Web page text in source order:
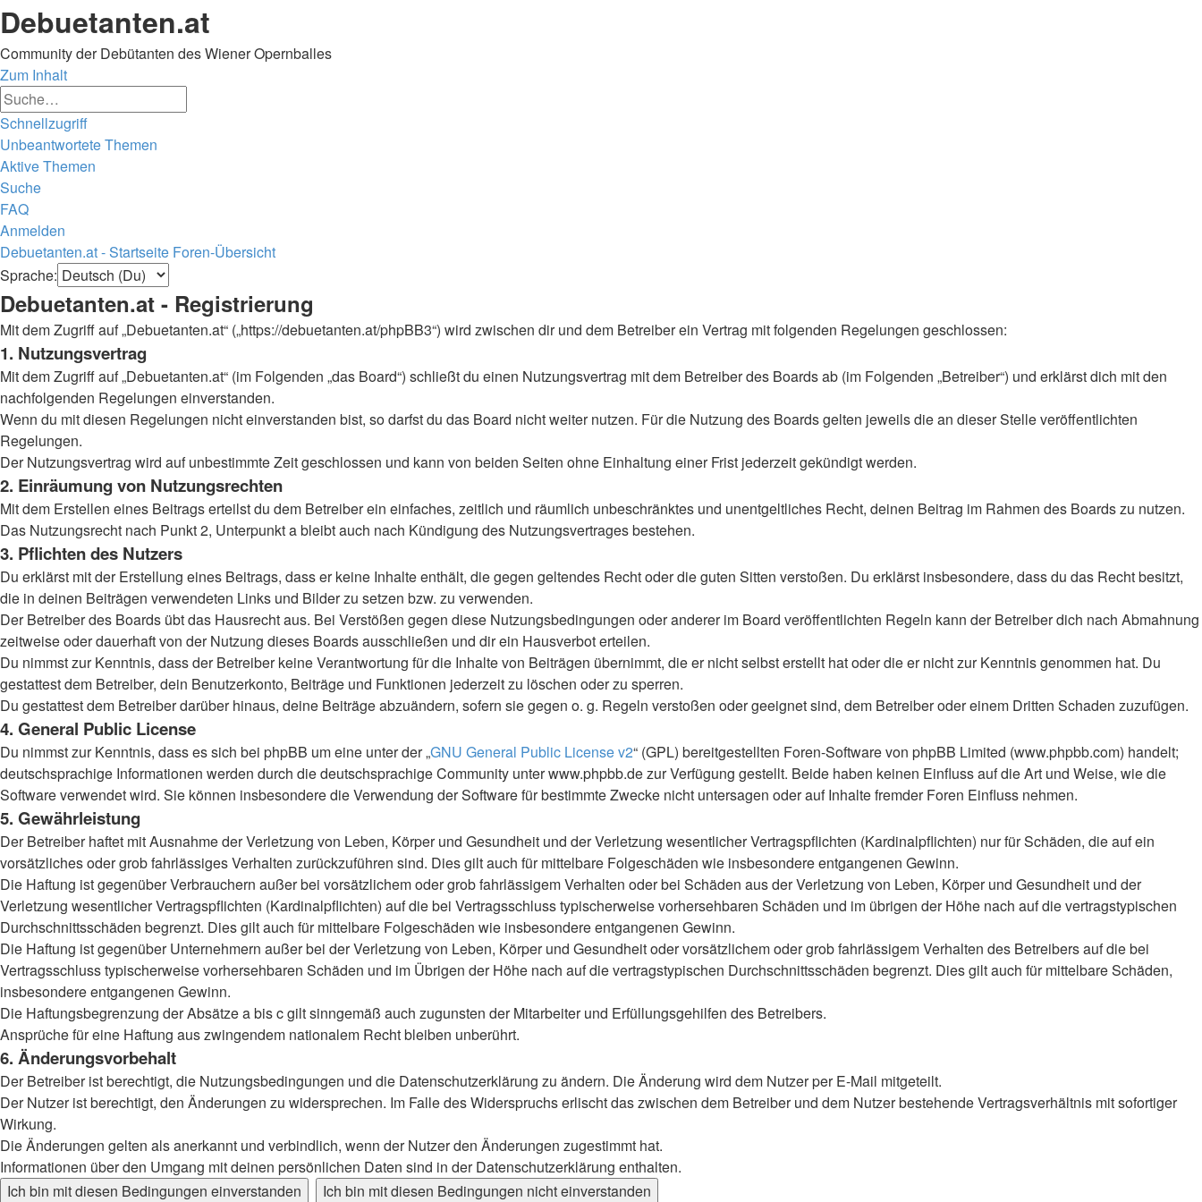
Debuetanten.at
Community der Debütanten des Wiener Opernballes
Zum Inhalt
Schnellzugriff
Unbeantwortete Themen
Aktive Themen
Suche
FAQ
Anmelden
Debuetanten.at - Startseite Foren-Übersicht
Suche
Sprache:
Debuetanten.at - Registrierung
Mit dem Zugriff auf „Debuetanten.at“ („https://debuetanten.at/phpBB3“) wird zwischen dir und dem Betreiber ein Vertrag mit folgenden Regelungen geschlossen:
1. Nutzungsvertrag
Mit dem Zugriff auf „Debuetanten.at“ (im Folgenden „das Board“) schließt du einen Nutzungsvertrag mit dem Betreiber des Boards ab (im Folgenden „Betreiber“) und erklärst dich mit den
nachfolgenden Regelungen einverstanden.
Wenn du mit diesen Regelungen nicht einverstanden bist, so darfst du das Board nicht weiter nutzen. Für die Nutzung des Boards gelten jeweils die an dieser Stelle veröffentlichten
Regelungen.
Der Nutzungsvertrag wird auf unbestimmte Zeit geschlossen und kann von beiden Seiten ohne Einhaltung einer Frist jederzeit gekündigt werden.
2. Einräumung von Nutzungsrechten
Mit dem Erstellen eines Beitrags erteilst du dem Betreiber ein einfaches, zeitlich und räumlich unbeschränktes und unentgeltliches Recht, deinen Beitrag im Rahmen des Boards zu nutzen.
Das Nutzungsrecht nach Punkt 2, Unterpunkt a bleibt auch nach Kündigung des Nutzungsvertrages bestehen.
3. Pflichten des Nutzers
Du erklärst mit der Erstellung eines Beitrags, dass er keine Inhalte enthält, die gegen geltendes Recht oder die guten Sitten verstoßen. Du erklärst insbesondere, dass du das Recht besitzt,
die in deinen Beiträgen verwendeten Links und Bilder zu setzen bzw. zu verwenden.
Der Betreiber des Boards übt das Hausrecht aus. Bei Verstößen gegen diese Nutzungsbedingungen oder anderer im Board veröffentlichten Regeln kann der Betreiber dich nach Abmahnung
zeitweise oder dauerhaft von der Nutzung dieses Boards ausschließen und dir ein Hausverbot erteilen.
Du nimmst zur Kenntnis, dass der Betreiber keine Verantwortung für die Inhalte von Beiträgen übernimmt, die er nicht selbst erstellt hat oder die er nicht zur Kenntnis genommen hat. Du
gestattest dem Betreiber, dein Benutzerkonto, Beiträge und Funktionen jederzeit zu löschen oder zu sperren.
Du gestattest dem Betreiber darüber hinaus, deine Beiträge abzuändern, sofern sie gegen o. g. Regeln verstoßen oder geeignet sind, dem Betreiber oder einem Dritten Schaden zuzufügen.
4. General Public License
Du nimmst zur Kenntnis, dass es sich bei phpBB um eine unter der „GNU General Public License v2“ (GPL) bereitgestellten Foren-Software von phpBB Limited (www.phpbb.com) handelt;
deutschsprachige Informationen werden durch die deutschsprachige Community unter www.phpbb.de zur Verfügung gestellt. Beide haben keinen Einfluss auf die Art und Weise, wie die
Software verwendet wird. Sie können insbesondere die Verwendung der Software für bestimmte Zwecke nicht untersagen oder auf Inhalte fremder Foren Einfluss nehmen.
5. Gewährleistung
Der Betreiber haftet mit Ausnahme der Verletzung von Leben, Körper und Gesundheit und der Verletzung wesentlicher Vertragspflichten (Kardinalpflichten) nur für Schäden, die auf ein
vorsätzliches oder grob fahrlässiges Verhalten zurückzuführen sind. Dies gilt auch für mittelbare Folgeschäden wie insbesondere entgangenen Gewinn.
Die Haftung ist gegenüber Verbrauchern außer bei vorsätzlichem oder grob fahrlässigem Verhalten oder bei Schäden aus der Verletzung von Leben, Körper und Gesundheit und der
Verletzung wesentlicher Vertragspflichten (Kardinalpflichten) auf die bei Vertragsschluss typischerweise vorhersehbaren Schäden und im übrigen der Höhe nach auf die vertragstypischen
Durchschnittsschäden begrenzt. Dies gilt auch für mittelbare Folgeschäden wie insbesondere entgangenen Gewinn.
Die Haftung ist gegenüber Unternehmern außer bei der Verletzung von Leben, Körper und Gesundheit oder vorsätzlichem oder grob fahrlässigem Verhalten des Betreibers auf die bei
Vertragsschluss typischerweise vorhersehbaren Schäden und im Übrigen der Höhe nach auf die vertragstypischen Durchschnittsschäden begrenzt. Dies gilt auch für mittelbare Schäden,
insbesondere entgangenen Gewinn.
Die Haftungsbegrenzung der Absätze a bis c gilt sinngemäß auch zugunsten der Mitarbeiter und Erfüllungsgehilfen des Betreibers.
Ansprüche für eine Haftung aus zwingendem nationalem Recht bleiben unberührt.
6. Änderungsvorbehalt
Der Betreiber ist berechtigt, die Nutzungsbedingungen und die Datenschutzerklärung zu ändern. Die Änderung wird dem Nutzer per E-Mail mitgeteilt.
Der Nutzer ist berechtigt, den Änderungen zu widersprechen. Im Falle des Widerspruchs erlischt das zwischen dem Betreiber und dem Nutzer bestehende Vertragsverhältnis mit sofortiger
Wirkung.
Die Änderungen gelten als anerkannt und verbindlich, wenn der Nutzer den Änderungen zugestimmt hat.
Informationen über den Umgang mit deinen persönlichen Daten sind in der Datenschutzerklärung enthalten.